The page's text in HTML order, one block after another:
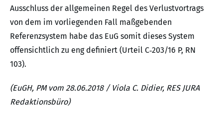
Ausschluss der allgemeinen Regel des Verlustvortrags
von dem im vorliegenden Fall maßgebenden
Referenzsystem habe das EuG somit dieses System
offensichtlich zu eng definiert (Urteil C‑203/16 P, RN
103).
(EuGH, PM vom 28.06.2018 / Viola C. Didier, RES JURA
Redaktionsbüro)